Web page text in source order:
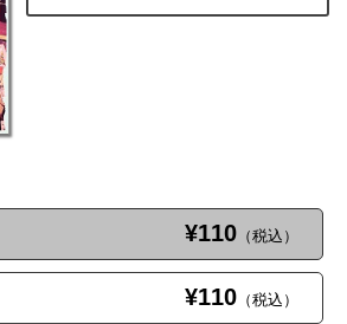
¥110 （税込）
¥110 （税込）